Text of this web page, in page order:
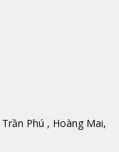
Phú , Hoàng Mai,